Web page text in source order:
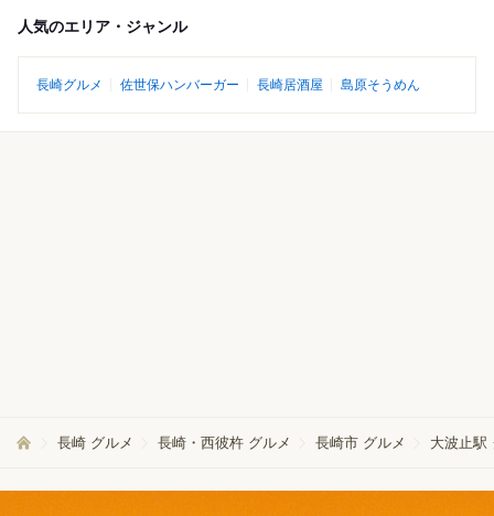
人気のエリア・ジャンル
長崎グルメ 佐世保ハンバーガー 長崎居酒屋 島原そうめん
長崎 グルメ 長崎・西彼杵 グルメ 長崎市 グルメ 大波止駅